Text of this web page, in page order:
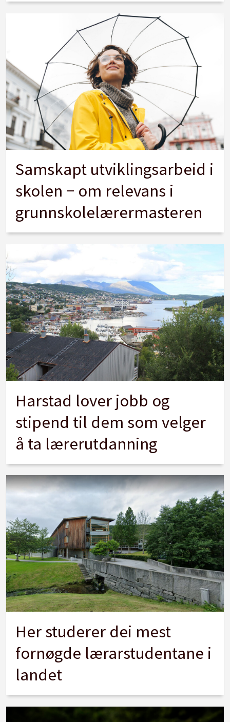
Samskapt utviklingsarbeid i
skolen − om relevans i
grunnskolelærermasteren
Harstad lover jobb og
stipend til dem som velger
å ta lærerutdanning
Her studerer dei mest
fornøgde lærarstudentane i
landet